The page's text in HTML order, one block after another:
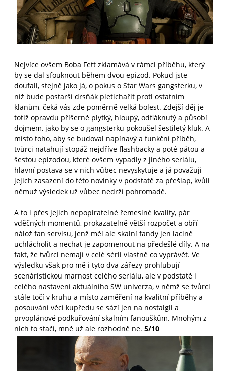
Nejvíce ovšem Boba Fett zklamává v rámci příběhu, který
by se dal sfouknout během dvou epizod. Pokud jste
doufali, stejně jako já, o pokus o Star Wars gangsterku, v
níž bude postarší drsňák pletichařit proti ostatním
klanům, čeká vás zde poměrně velká bolest. Zdejší děj je
totiž opravdu příšerně plytký, hloupý, odfláknutý a působí
dojmem, jako by se o gangsterku pokoušel šestiletý kluk. A
místo toho, aby se budoval napínavý a funkční příběh,
tvůrci natahují stopáž nejdříve flashbacky a poté pátou a
šestou epizodou, které ovšem vypadly z jiného seriálu,
hlavní postava se v nich vůbec nevyskytuje a já považuji
jejich zasazení do této novinky v podstatě za přešlap, kvůli
němuž výsledek už vůbec nedrží pohromadě.
A to i přes jejich nepopiratelné řemeslné kvality, pár
vděčných momentů, prokazatelně větší rozpočet a obří
nálož fan servisu, jenž měl ale skalní fandy jen lacině
uchlácholit a nechat je zapomenout na předešlé díly. A na
fakt, že tvůrci nemají v celé sérii vlastně co vyprávět. Ve
výsledku však pro mě i tyto dva zářezy prohlubují
scenáristickou marnost celého seriálu, ale v podstatě i
celého nastavení aktuálního SW univerza, v němž se tvůrci
stále točí v kruhu a místo zaměření na kvalitní příběhy a
posouvání věcí kupředu se sází jen na nostalgii a
prvoplánové podkuřování skalním fanouškům. Mnohým z
nich to stačí, mně už ale rozhodně ne. 5/10